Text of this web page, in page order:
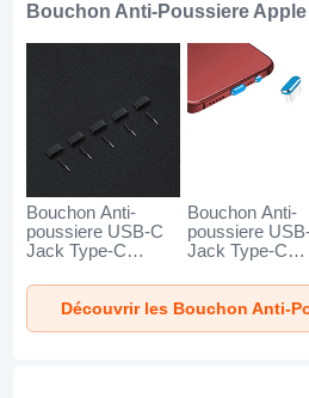
Bouchon Anti-Poussiere
Bouchon Anti-
poussiere USB-C
Jack Type-C
H02 pour Apple
iPhone 15 Noir
Bouchon Anti-
poussiere
Jack Type-C
Apple iPhone
Bleu